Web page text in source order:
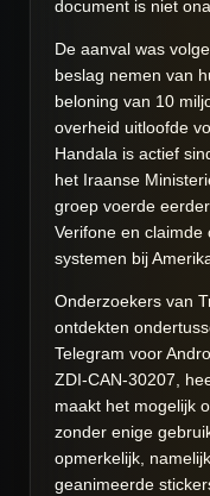
document is niet
De aanval was
beslag nemen van
beloning van 10
overheid uitloofde
Handala is actief
het Iraanse
groep voerde
Verifone en
systemen bij
Onderzoekers van
ontdekten
Telegram voor
ZDI-CAN-30207,
maakt het mogelijk
zonder enige
opmerkelijk,
geanimeerde